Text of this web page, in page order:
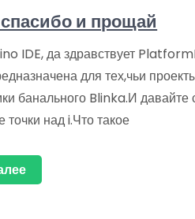
и прощай
IDE, да здравствует
для тех,чьи
банального Blinka.И давайте
точки над i.Что такое